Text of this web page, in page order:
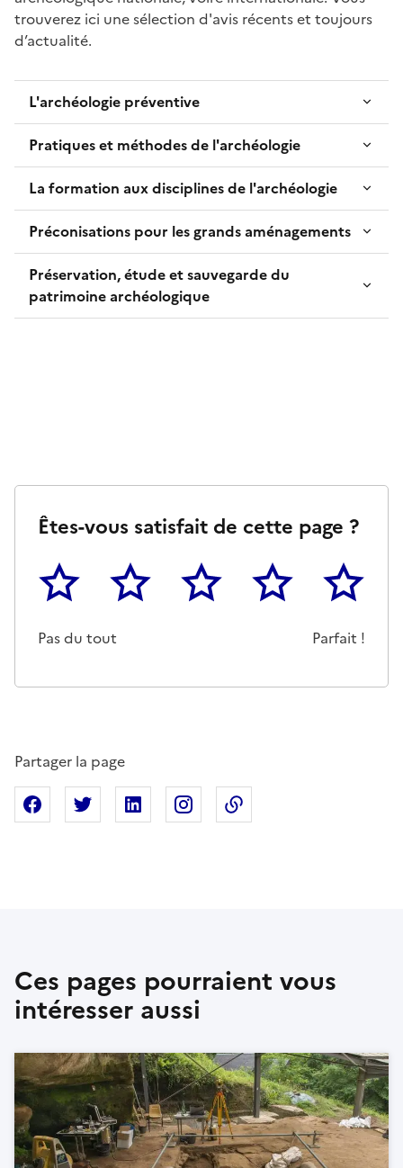
trouverez ici une sélection d'avis récents et toujours
d’actualité.
L'archéologie préventive
Pratiques et méthodes de l'archéologie
La formation aux disciplines de l'archéologie
Préconisations pour les grands aménagements
Préservation, étude et sauvegarde du
patrimoine archéologique
Êtes-vous satisfait de cette page ?
1
Pas du tout
2 3 4 5
Parfait !
Partager la page
Partager sur Facebook
Partager sur XPartager sur Linkedin
Partager sur Instagram
Ces pages pourraient vous
intéresser aussi